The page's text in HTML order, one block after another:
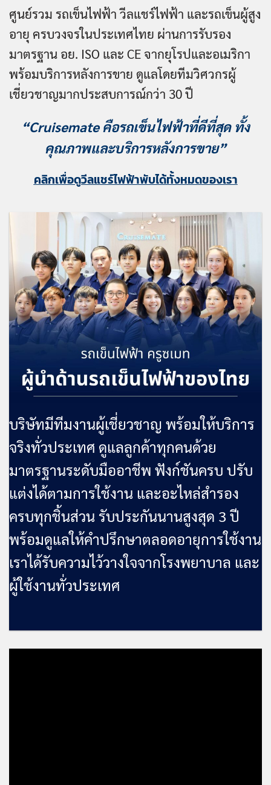
ศูนย์รวม รถเข็นไฟฟ้า วีลแชร์ไฟฟ้า และรถเข็นผู้สูง
อายุ ครบวงจรในประเทศไทย ผ่านการรับรอง
มาตรฐาน อย. ISO และ CE จากยุโรปและอเมริกา
พร้อมบริการหลังการขาย ดูแลโดยทีมวิศวกรผู้
เชี่ยวชาญมากประสบการณ์กว่า 30 ปี
“Cruisemate คือรถเข็นไฟฟ้าที่ดีที่สุด ทั้ง
คุณภาพและบริการหลังการขาย”
คลิกเพื่อดูวีลแชร์ไฟฟ้าพับได้ทั้งหมดของเรา
บริษัทมีทีมงานผู้เชี่ยวชาญ พร้อมให้บริการ
จริงทั่วประเทศ ดูแลลูกค้าทุกคนด้วย
มาตรฐานระดับมืออาชีพ ฟังก์ชันครบ ปรับ
แต่งได้ตามการใช้งาน และอะไหล่สำรอง
ครบทุกชิ้นส่วนรับประกันนานสูงสุด 3 ปี
พร้อมดูแลให้คำปรึกษาตลอดอายุการใช้งาน
เราได้รับความไว้วางใจจากโรงพยาบาล และ
ผู้ใช้งานทั่วประเทศ